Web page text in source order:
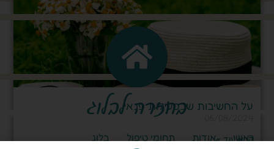
על החשיבות שבפעילות פנאי
קרא עוד »
בחזרה לבלוג
ראשי אודות תחומי טיפול בלוג